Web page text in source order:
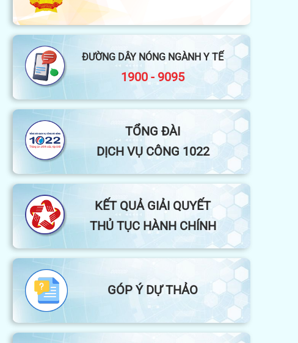
THÔNG TIN BÁO CHÍ
ĐƯỜNG DÂY NÓNG NGÀNH Y TẾ
1900 - 9095
TỔNG ĐÀI
DỊCH VỤ CÔNG 1022
KẾT QUẢ GIẢI QUYẾT
THỦ TỤC HÀNH CHÍNH
GÓP Ý DỰ THẢO